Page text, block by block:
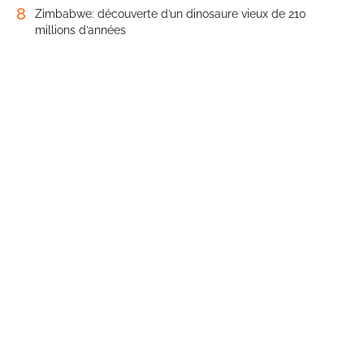
8
Zimbabwe: découverte d’un dinosaure vieux de 210
millions d’années